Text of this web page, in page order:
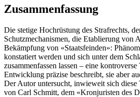
Zusammenfassung
Die stetige Hochrüstung des Strafrechts,
Schutzmechanismen, die Etablierung von
Bekämpfung von «Staatsfeinden»:
konstatiert werden und sich unter dem
zusammenfassen lassen – eine
Entwicklung präzise beschreibt, sie aber
Der Autor untersucht, inwieweit sich diese
von Carl Schmitt, dem «Kronjuristen des